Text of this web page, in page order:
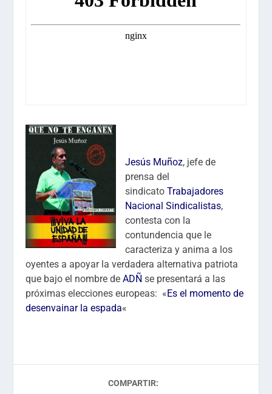
Jesús Muñoz, jefe de
prensa del
sindicatoTrabajadores
Nacional Sindicalistas,
contesta con la
contundencia que le
caracteriza y anima a los
oyentes a apoyar la verdadera alternativa patriota
que bajo el nombre deADÑ se presentará a las
próximas elecciones europeas: «Es el momento de
desenvainar la espada«
COMPARTIR: